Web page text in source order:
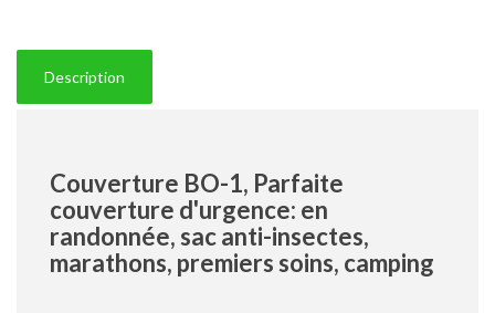
Description
Couverture BO-1, Parfaite
couverture d'urgence: en
randonnée, sac anti-insectes,
marathons, premiers soins, camping